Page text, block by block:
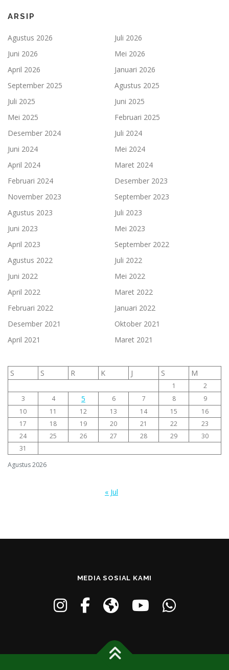
ARSIP
Agustus 2026
Juli 2026
Juni 2026
Mei 2026
April 2026
Januari 2026
September 2025
Agustus 2025
Juli 2025
Juni 2025
Mei 2025
Februari 2025
Desember 2024
Juli 2024
Juni 2024
Mei 2024
April 2024
Maret 2024
Februari 2024
Desember 2023
November 2023
September 2023
Agustus 2023
Juli 2023
Juni 2023
Mei 2023
April 2023
September 2022
Agustus 2022
Juli 2022
Juni 2022
Mei 2022
April 2022
Maret 2022
Februari 2022
Januari 2022
Desember 2021
Oktober 2021
April 2021
Maret 2021
Agustus 2026
S S R K J S M
1
2
3
4 5 6 7 8
9
10
11 12 13 14 15
16
17
18 19 20 21 22
23
24
25 26 27 28 29
30
31
« Jul
MEDIA SOSIAL KAMI